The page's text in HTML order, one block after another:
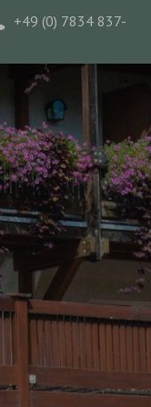
+49 (0) 7834 837-